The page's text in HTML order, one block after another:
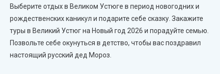
Выберите отдых в Великом Устюге в период новогодних и
рождественских каникул и подарите себе сказку. Закажите
туры в Великий Устюг на Новый год 2026 и порадуйте семью.
Позвольте себе окунуться в детство, чтобы вас поздравил
настоящий русский дед Мороз.